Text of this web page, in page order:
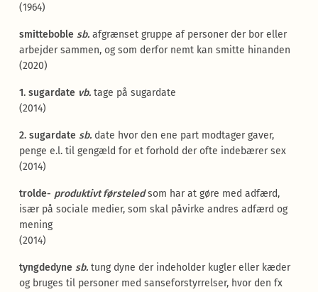
(1964)
smitteboble sb. afgrænset gruppe af personer der bor eller
arbejder sammen, og som derfor nemt kan smitte hinanden
(2020)
1. sugardate vb.tage på sugardate
(2014)
2. sugardate sb.date hvor den ene part modtager gaver,
penge e.l. til gengæld for et forhold der ofte indebærer sex
(2014)
trolde- produktivt førsteledsom har at gøre med adfærd,
især på sociale medier, som skal påvirke andres adfærd og
mening
(2014)
tyngdedyne sb.tung dyne der indeholder kugler eller kæder
og bruges til personer med sanseforstyrrelser, hvor den fx